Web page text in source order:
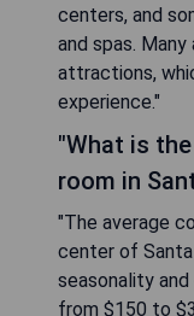
centers, and
and spas.
attractions,
experience."
"What is
room in
"The average
center of Santa
seasonality
from $150 to